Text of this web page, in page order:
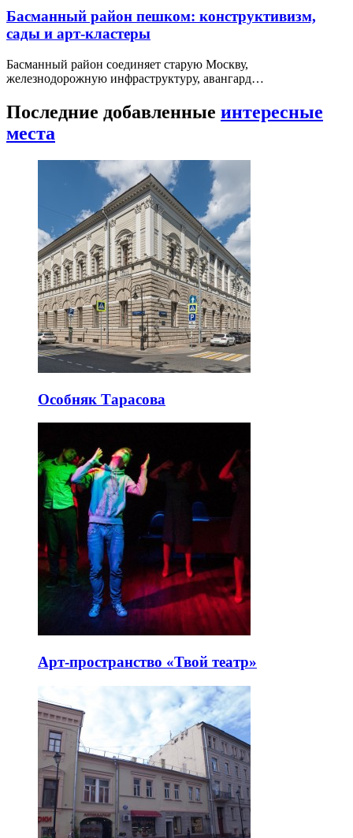
Басманный район пешком: конструктивизм,
сады и арт-кластеры
Басманный район соединяет старую Москву,
железнодорожную инфраструктуру, авангард…
Последние добавленные интересные
места
Особняк Тарасова
Арт-пространство «Твой театр»